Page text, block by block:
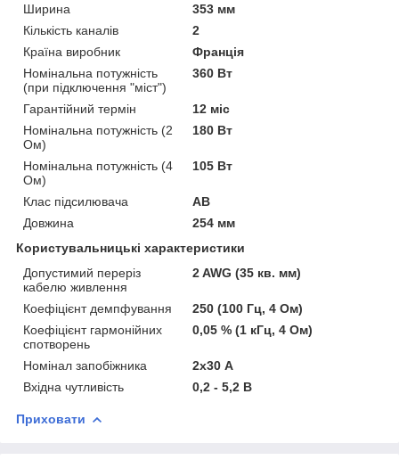
Ширина
353 мм
Кількість каналів
2
Країна виробник
Франція
Номінальна потужність
(при підключення "міст")
360 Вт
Гарантійний термін
12 міс
Номінальна потужність (2
Ом)
180 Вт
Номінальна потужність (4
Ом)
105 Вт
Клас підсилювача
AB
Довжина
254 мм
Користувальницькі характеристики
Допустимий переріз
кабелю живлення
2 AWG (35 кв. мм)
Коефіцієнт демпфування
250 (100 Гц, 4 Ом)
Коефіцієнт гармонійних
спотворень
0,05 % (1 кГц, 4 Ом)
Номінал запобіжника
2х30 А
Вхідна чутливість
0,2 - 5,2 В
Приховати